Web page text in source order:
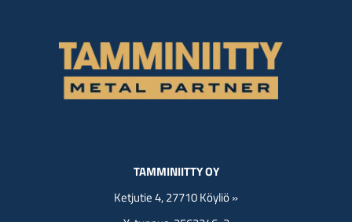
TAMMINIITTY OY
Ketjutie 4, 27710 Köyliö »